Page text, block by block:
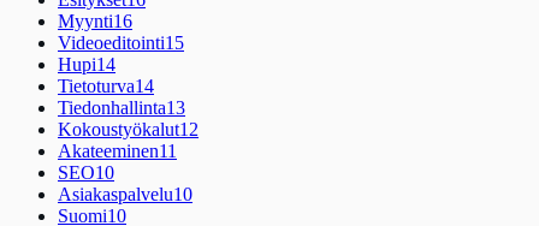
Myynti16
Videoeditointi15
Hupi14
Tietoturva14
Tiedonhallinta13
Kokoustyökalut12
Akateeminen11
SEO10
Asiakaspalvelu10
Suomi10